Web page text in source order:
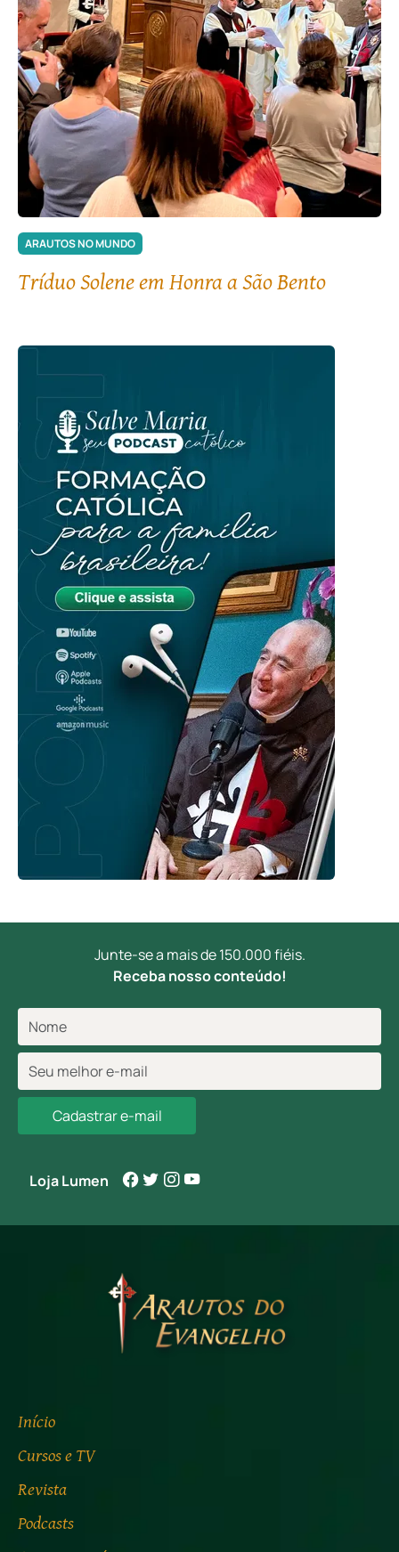
ARAUTOS NO MUNDO
Tríduo Solene em Honra a São Bento
Junte-se a mais de 150.000 fiéis.
Receba nosso conteúdo!
Cadastrar e-mail
Loja Lumen
Início
Cursos e TV
Revista
Podcasts